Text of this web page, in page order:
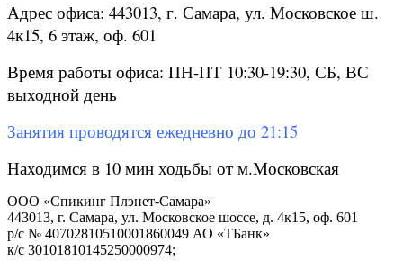
Адрес офиса: 443013, г. Самара, ул. Московское ш.
4к15, 6 этаж, оф. 601
Время работы офиса: ПН-ПТ 10:30-19:30, СБ, ВС
выходной день
Занятия проводятся ежедневно до 21:15
Находимся в 10 мин ходьбы от м.Московская
ООО «Спикинг Плэнет-Самара»
443013, г. Самара, ул. Московское шоссе, д. 4к15, оф. 601
р/с № 40702810510001860049 АО «ТБанк»
к/с 30101810145250000974;